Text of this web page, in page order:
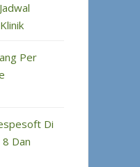
Per
Di
Dan